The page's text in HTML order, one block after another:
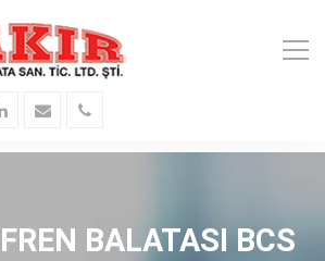
BALATASI BCS